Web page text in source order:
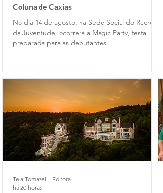
Coluna de Caxias
No dia 14 de agosto, na Sede Social do Recreio
da Juventude, ocorrerá a Magic Party, festa
preparada para as debutantes
Tela Tomazeli | Editora
há 20 horas